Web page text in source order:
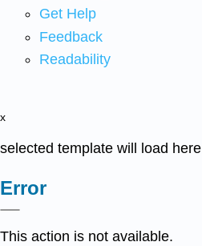
Get Help
Feedback
Readability
x
selected template will load here
Error
This action is not available.